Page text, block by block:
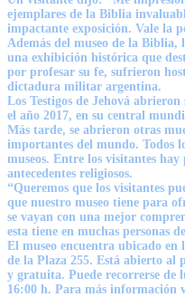
ejemplares de la Biblia
impactante exposición. Vale la
Además del museo de la
una exhibición histórica que
por profesar su fe, sufrieron
dictadura militar argentina.
Los Testigos de Jehová
el año 2017, en su central
Más tarde, se abrieron otras
importantes del mundo. Todos
museos. Entre los visitantes hay
antecedentes religiosos.
“Queremos que los visitantes
que nuestro museo tiene para
se vayan con una mejor
esta tiene en muchas personas
El museo encuentra ubicado
de la Plaza 255. Está abierto al
y gratuita. Puede recorrerse de
16:00 h. Para más información